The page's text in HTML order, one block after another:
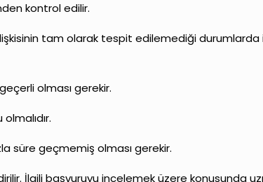
kontrol edilir.
tam olarak tespit edilemediği
olması gerekir.
süre geçmemiş olması gerekir.
İlgili başvuruyu incelemek üzere konusunda